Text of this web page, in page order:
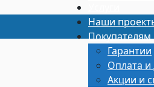
Наши
Покупателям
Гарантии
Оплата и
Акции и